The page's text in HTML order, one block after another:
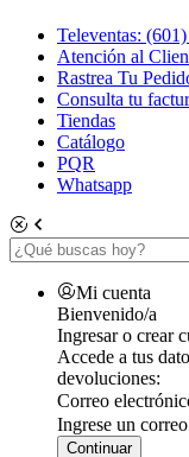
Televentas:
Atención al
Rastrea Tu
Consulta tu
Tiendas
Catálogo
PQR
Whatsapp
Mi cuenta
Bienvenido/a
Ingresar o crear
Accede a tus
devoluciones:
Correo
Ingrese un
Continuar